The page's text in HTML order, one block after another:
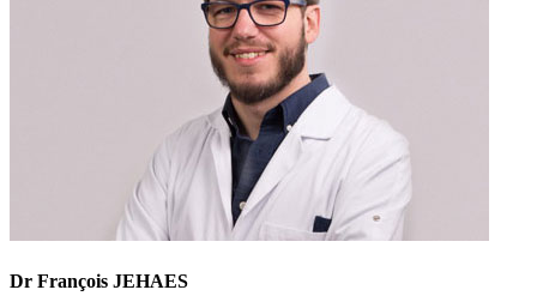
Dr François JEHAES